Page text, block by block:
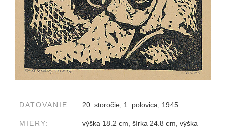
DATOVANIE: 20. storočie, 1. polovica, 1945
MIERY:
výška 18.2 cm, šírka 24.8 cm, výška